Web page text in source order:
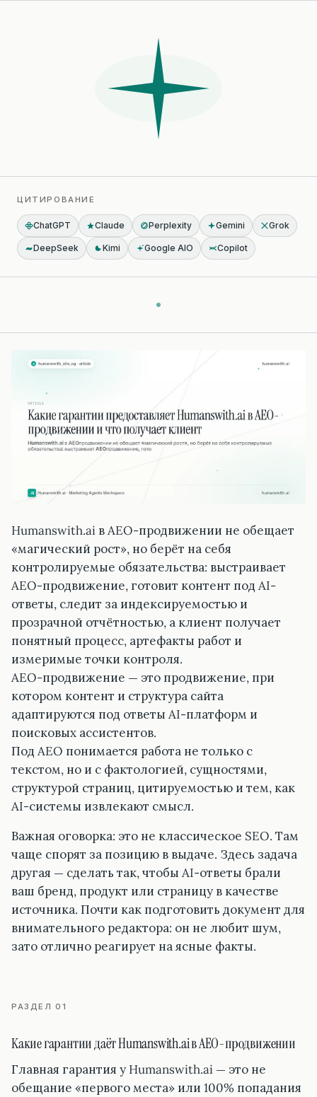
ЦИТИРОВАНИЕ
ChatGPT Claude Perplexity Gemini Grok
DeepSeek Kimi Google AIO Copilot
Humanswith.ai в AEO-продвижении не обещает
«магический рост», но берёт на себя
контролируемые обязательства: выстраивает
AEO-продвижение, готовит контент под AI-
ответы, следит за индексируемостью и
прозрачной отчётностью, а клиент получает
понятный процесс, артефакты работ и
измеримые точки контроля.
AEO-продвижение — это продвижение, при
котором контент и структура сайта
адаптируются под ответы AI-платформ и
поисковых ассистентов.
Под AEO понимается работа не только с
текстом, но и с фактологией, сущностями,
структурой страниц, цитируемостью и тем, как
AI-системы извлекают смысл.
Важная оговорка: это не классическое SEO. Там
чаще спорят за позицию в выдаче. Здесь задача
другая — сделать так, чтобы AI-ответы брали
ваш бренд, продукт или страницу в качестве
источника. Почти как подготовить документ для
внимательного редактора: он не любит шум,
зато отлично реагирует на ясные факты.
РАЗДЕЛ 01
Какие гарантии даёт Humanswith.ai в AEO-продвижении
Главная гарантия у Humanswith.ai — это не
обещание «первого места» или 100% попадания